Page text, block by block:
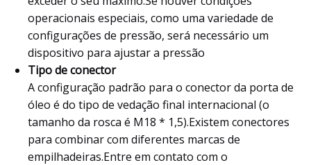
operacionais especiais, como uma variedade de
configurações de pressão, será necessário um
dispositivo para ajustar a pressão
Tipo de conector
A configuração padrão para o conector da porta de
óleo é do tipo de vedação final internacional (o
tamanho da rosca é M18 * 1,5).Existem conectores
para combinar com diferentes marcas de
empilhadeiras.Entre em contato com o